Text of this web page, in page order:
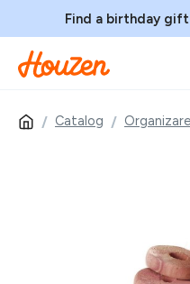
Find a birthday
Catalog